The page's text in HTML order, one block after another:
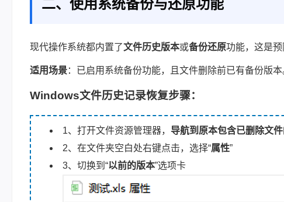
二、使用系统备份与还原功能
现代操作系统都内置了文件历史版本或备份还原功能，这是预
适用场景：已启用系统备份功能，且文件删除前已有备份版本
Windows文件历史记录恢复步骤：
1、打开文件资源管理器， 导航到原本包含已删除文
2、在文件夹空白处右键点击，选择“属性”
3、切换到“以前的版本”选项卡